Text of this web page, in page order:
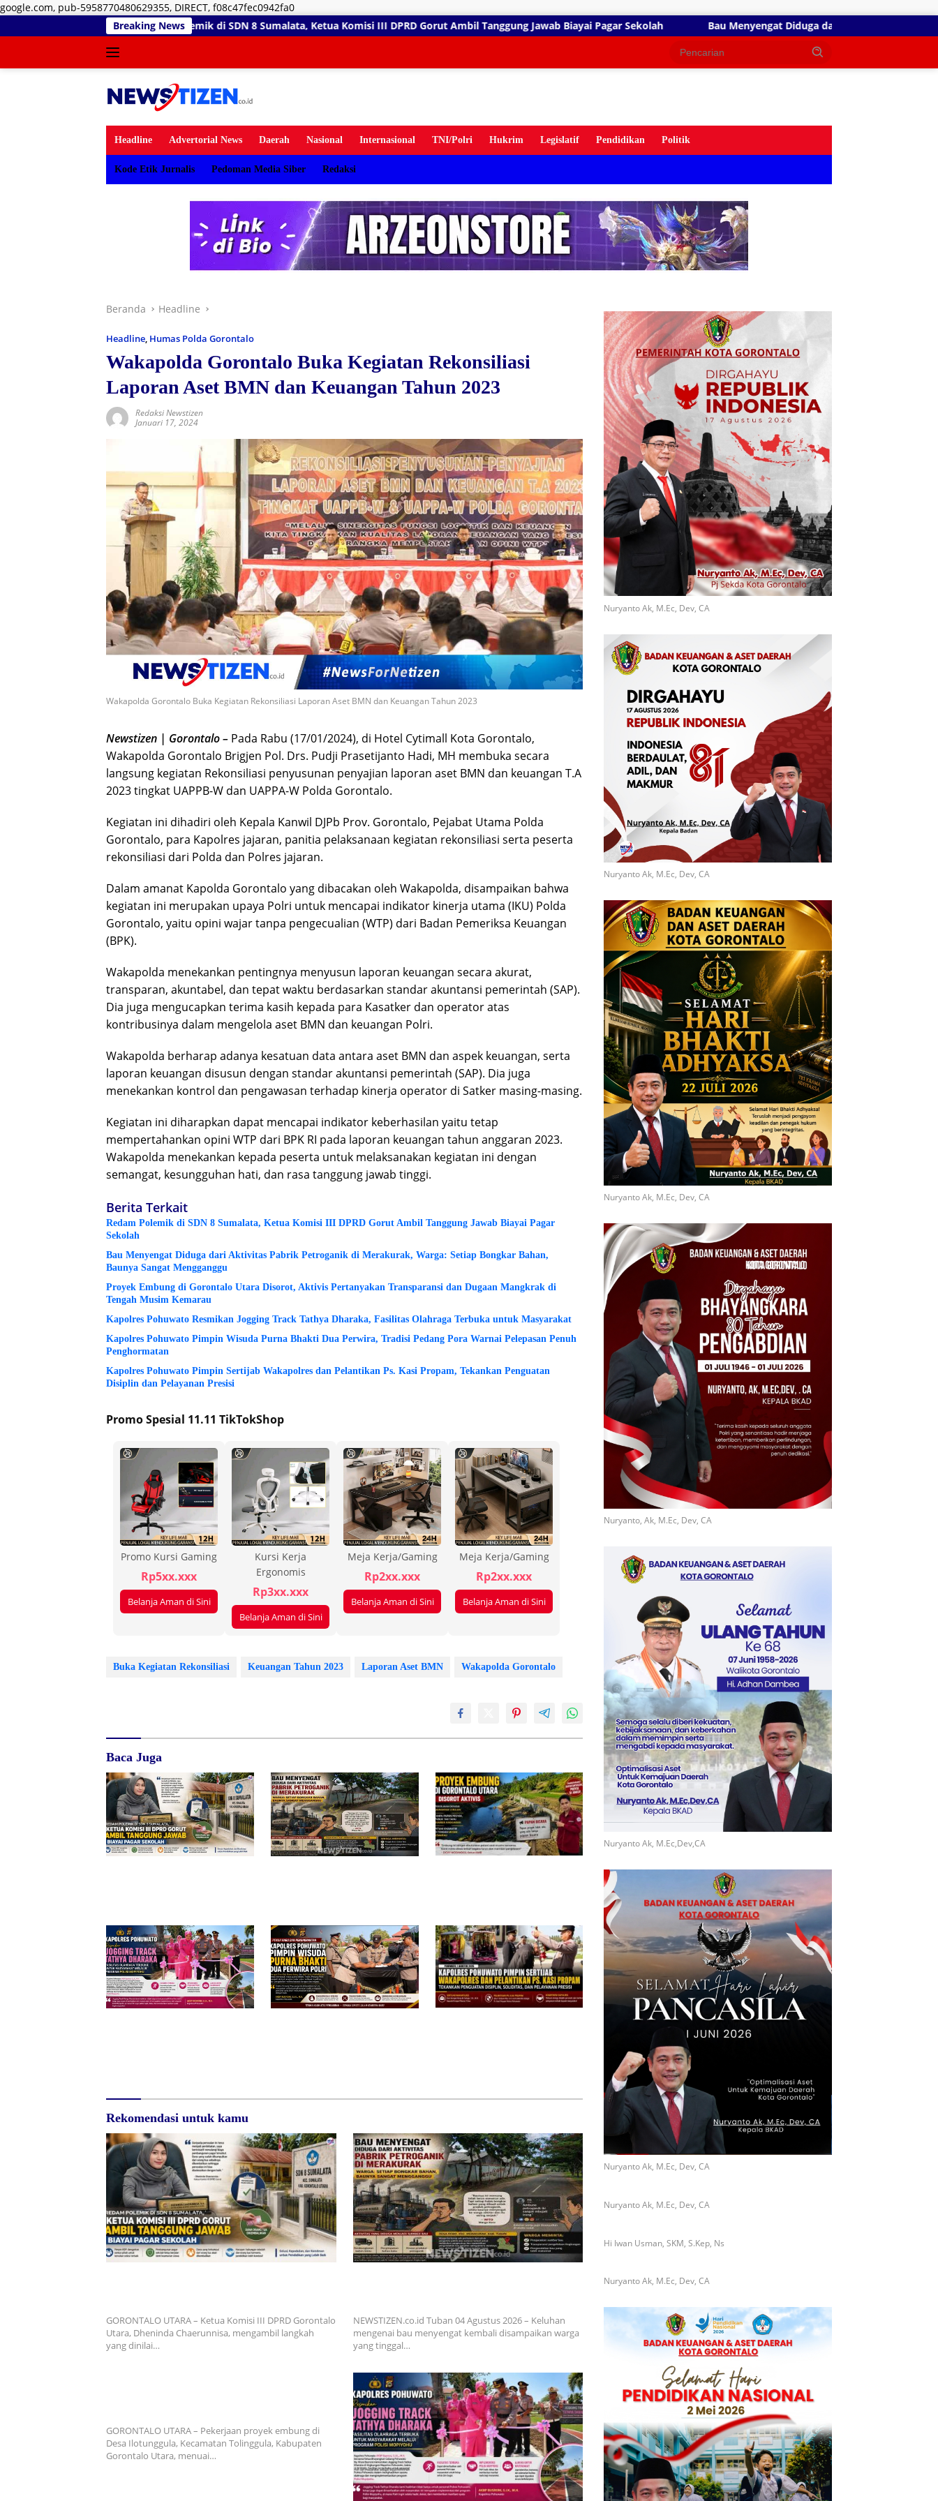
google.com, pub-5958770480629355, DIRECT, f08c47fec0942fa0Langsung
ke
konten
Breaking News
Polemik di SDN 8 Sumalata, Ketua Komisi III DPRD Gorut Ambil Tanggung Jawab Biayai Pagar Sekolah Bau Menyengat Diduga dari Aktivitas Pabrik Petroganik di Merakurak,
Headline Advertorial News Daerah Nasional Internasional TNI/Polri Hukrim Legislatif Pendidikan Politik
Kode Etik Jurnalis Pedoman Media Siber Redaksi
Beranda Headline
Headline, Humas Polda Gorontalo
Wakapolda Gorontalo Buka Kegiatan Rekonsiliasi
Laporan Aset BMN dan Keuangan Tahun 2023
Redaksi Newstizen
Januari 17, 2024
Wakapolda Gorontalo Buka Kegiatan Rekonsiliasi Laporan Aset BMN dan Keuangan Tahun 2023
Newstizen | Gorontalo – Pada Rabu (17/01/2024), di Hotel Cytimall Kota Gorontalo,
Wakapolda Gorontalo Brigjen Pol. Drs. Pudji Prasetijanto Hadi, MH membuka secara
langsung kegiatan Rekonsiliasi penyusunan penyajian laporan aset BMN dan keuangan T.A
2023 tingkat UAPPB-W dan UAPPA-W Polda Gorontalo.
Kegiatan ini dihadiri oleh Kepala Kanwil DJPb Prov. Gorontalo, Pejabat Utama Polda
Gorontalo, para Kapolres jajaran, panitia pelaksanaan kegiatan rekonsiliasi serta peserta
rekonsiliasi dari Polda dan Polres jajaran.
Dalam amanat Kapolda Gorontalo yang dibacakan oleh Wakapolda, disampaikan bahwa
kegiatan ini merupakan upaya Polri untuk mencapai indikator kinerja utama (IKU) Polda
Gorontalo, yaitu opini wajar tanpa pengecualian (WTP) dari Badan Pemeriksa Keuangan
(BPK).
Wakapolda menekankan pentingnya menyusun laporan keuangan secara akurat,
transparan, akuntabel, dan tepat waktu berdasarkan standar akuntansi pemerintah (SAP).
Dia juga mengucapkan terima kasih kepada para Kasatker dan operator atas
kontribusinya dalam mengelola aset BMN dan keuangan Polri.
Wakapolda berharap adanya kesatuan data antara aset BMN dan aspek keuangan, serta
laporan keuangan disusun dengan standar akuntansi pemerintah (SAP). Dia juga
menekankan kontrol dan pengawasan terhadap kinerja operator di Satker masing-masing.
Kegiatan ini diharapkan dapat mencapai indikator keberhasilan yaitu tetap
mempertahankan opini WTP dari BPK RI pada laporan keuangan tahun anggaran 2023.
Wakapolda menekankan kepada peserta untuk melaksanakan kegiatan ini dengan
semangat, kesungguhan hati, dan rasa tanggung jawab tinggi.
Berita Terkait
Redam Polemik di SDN 8 Sumalata, Ketua Komisi III DPRD Gorut Ambil Tanggung Jawab Biayai Pagar
Sekolah
Bau Menyengat Diduga dari Aktivitas Pabrik Petroganik di Merakurak, Warga: Setiap Bongkar Bahan,
Baunya Sangat Mengganggu
Proyek Embung di Gorontalo Utara Disorot, Aktivis Pertanyakan Transparansi dan Dugaan Mangkrak di
Tengah Musim Kemarau
Kapolres Pohuwato Resmikan Jogging Track Tathya Dharaka, Fasilitas Olahraga Terbuka untuk Masyarakat
Kapolres Pohuwato Pimpin Wisuda Purna Bhakti Dua Perwira, Tradisi Pedang Pora Warnai Pelepasan Penuh
Penghormatan
Kapolres Pohuwato Pimpin Sertijab Wakapolres dan Pelantikan Ps. Kasi Propam, Tekankan Penguatan
Disiplin dan Pelayanan Presisi
Promo Spesial 11.11 TikTokShop
Promo Kursi Gaming
Rp5xx.xxx
Belanja Aman di Sini
Kursi Kerja
Ergonomis
Rp3xx.xxx
Belanja Aman di Sini
Meja Kerja/Gaming
Rp2xx.xxx
Belanja Aman di Sini
Meja Kerja/Gaming
Rp2xx.xxx
Belanja Aman di Sini
Buka Kegiatan Rekonsiliasi Keuangan Tahun 2023 Laporan Aset BMN Wakapolda Gorontalo
Baca Juga
Rekomendasi untuk kamu
GORONTALO UTARA – Ketua Komisi III DPRD Gorontalo
Utara, Dheninda Chaerunnisa, mengambil langkah
yang dinilai…
NEWSTIZEN.co.id Tuban 04 Agustus 2026 – Keluhan
mengenai bau menyengat kembali disampaikan warga
yang tinggal…
GORONTALO UTARA – Pekerjaan proyek embung di
Desa Ilotunggula, Kecamatan Tolinggula, Kabupaten
Gorontalo Utara, menuai…
Nuryanto Ak, M.Ec, Dev, CA
Nuryanto Ak, M.Ec, Dev, CA
Nuryanto Ak, M.Ec, Dev, CA
Nuryanto, Ak, M.Ec, Dev, CA
Nuryanto Ak, M.Ec,Dev,CA
Nuryanto Ak, M.Ec, Dev, CA
Nuryanto Ak, M.Ec, Dev, CA
Hi Iwan Usman, SKM, S.Kep, Ns
Nuryanto Ak, M.Ec, Dev, CA